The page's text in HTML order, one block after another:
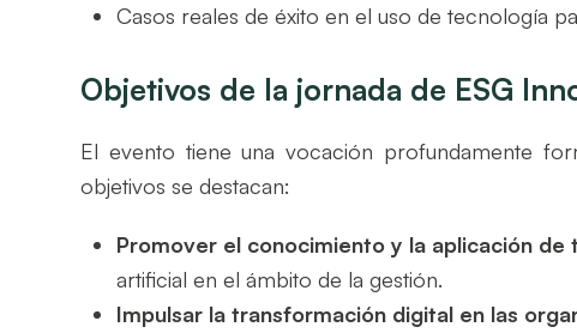
Casos reales de éxito en el uso de tecnología
Objetivos de la jornada de ESG
El evento tiene una vocación profundamente
objetivos se destacan:
Promover el conocimiento y la aplicación
artificial en el ámbito de la gestión.
Impulsar la transformación digital en las